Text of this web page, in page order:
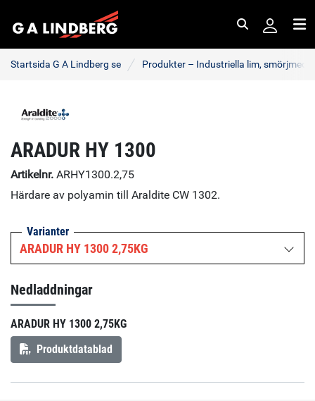
Startsida G A Lindberg se Produkter – Industriella lim,
ARADUR HY 1300
Artikelnr. ARHY1300.2,75
Härdare av polyamin till Araldite CW 1302.
Varianter
ARADUR HY 1300 2,75KG
Nedladdningar
ARADUR HY 1300 2,75KG
Produktdatablad